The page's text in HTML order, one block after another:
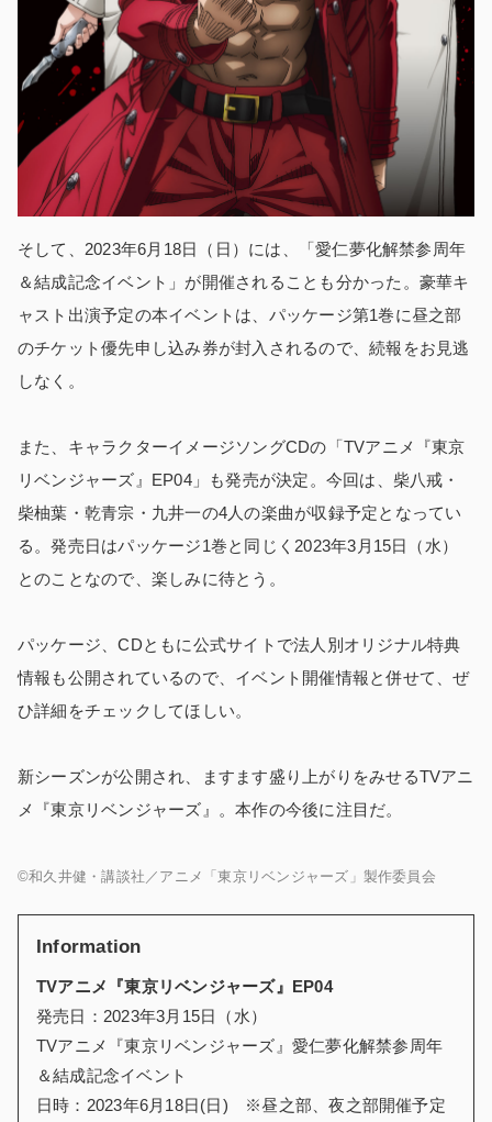
そして、2023年6月18日（日）には、「愛仁夢化解禁参周年
＆結成記念イベント」が開催されることも分かった。豪華キ
ャスト出演予定の本イベントは、パッケージ第1巻に昼之部
のチケット優先申し込み券が封入されるので、続報をお見逃
しなく。
また、キャラクターイメージソングCDの「TVアニメ『東京
リベンジャーズ』EP04」も発売が決定。今回は、柴八戒・
柴柚葉・乾青宗・九井一の4人の楽曲が収録予定となってい
る。発売日はパッケージ1巻と同じく2023年3月15日（水）
とのことなので、楽しみに待とう。
パッケージ、CDともに公式サイトで法人別オリジナル特典
情報も公開されているので、イベント開催情報と併せて、ぜ
ひ詳細をチェックしてほしい。
新シーズンが公開され、ますます盛り上がりをみせるTVアニ
メ『東京リベンジャーズ』。本作の今後に注目だ。
©和久井健・講談社／アニメ「東京リベンジャーズ」製作委員会
Information
TVアニメ『東京リベンジャーズ』EP04
発売日：2023年3月15日（水）
TVアニメ『東京リベンジャーズ』愛仁夢化解禁参周年
＆結成記念イベント
日時：2023年6月18日(日) ※昼之部、夜之部開催予定